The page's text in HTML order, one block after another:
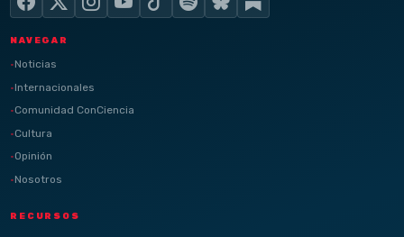
NAVEGAR
Noticias
Internacionales
Comunidad ConCiencia
Cultura
Opinión
Nosotros
RECURSOS